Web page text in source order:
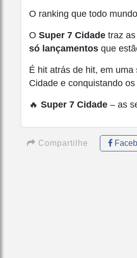
O ranking que todo
O Super 7 Cidade traz as
só lançamentos que
É hit atrás de hit, em
Cidade e conquistando
🔥 Super 7 Cidade – as
Compartilhe